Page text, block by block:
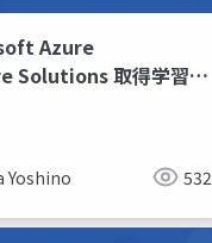
Azure
Solutions 取得学習会
Yoshino 532